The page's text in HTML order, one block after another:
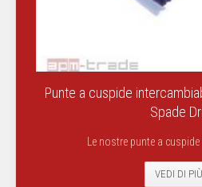
Punte a cuspide
Spade Drill
Le nostre punte a
VEDI DI PIÙ